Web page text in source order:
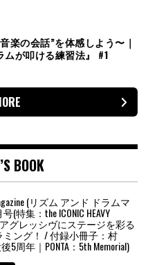
楽の会話”を体感しよう〜｜
が叩ける練習法』 #1
BOOK
(リズム アンド ドラムマ
(特集：the ICONIC HEAVY
アグレッシヴにステージを彩る
ング！ / 付録小冊子：村
5周年｜PONTA：5th Memorial)